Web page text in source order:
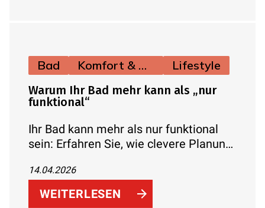
Bad Komfort & Hygiene Lifestyle
Warum Ihr Bad mehr kann als „nur
funktional“
Ihr Bad kann mehr als nur funktional
sein: Erfahren Sie, wie clevere Planung,
aus dem Badezimmer eine
komfortable Wohlfühlzone für jeden
Tag machen.
14.04.2026
WEITERLESEN